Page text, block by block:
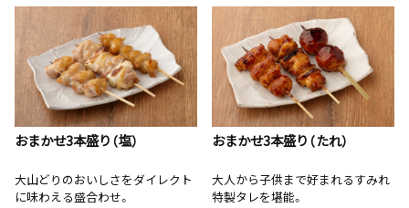
おまかせ3本盛り（塩）
大山どりのおいしさをダイレクト
に味わえる盛合わせ。
おまかせ3本盛り（たれ）
大人から子供まで好まれるすみれ
特製タレを堪能。